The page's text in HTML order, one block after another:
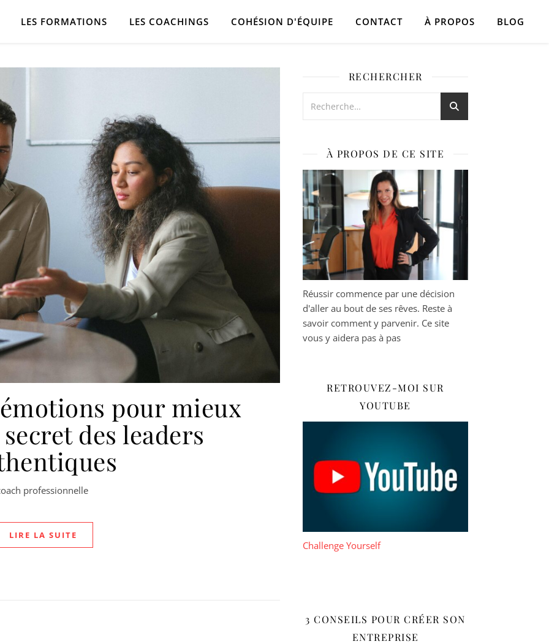
LES FORMATIONS LES COACHINGS COHÉSION D'ÉQUIPE CONTACT À PROPOS BLOG
pour mieux
des leaders
professionnelle
LIRE LA SUITE
RECHERCHER
À PROPOS DE CE SITE
Réussir commence par une décision
d'aller au bout de ses rêves. Reste à
savoir comment y parvenir. Ce site
vous y aidera pas à pas
RETROUVEZ-MOI SUR
YOUTUBE
Challenge Yourself
3 CONSEILS POUR CRÉER SON
ENTREPRISE